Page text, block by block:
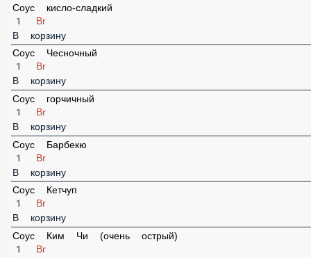
В корзину
Унаги
2 Br
В корзину
Чука
2 Br
В корзину
Соус кисло-сладкий
1 Br
В корзину
Соус Чесночный
1 Br
В корзину